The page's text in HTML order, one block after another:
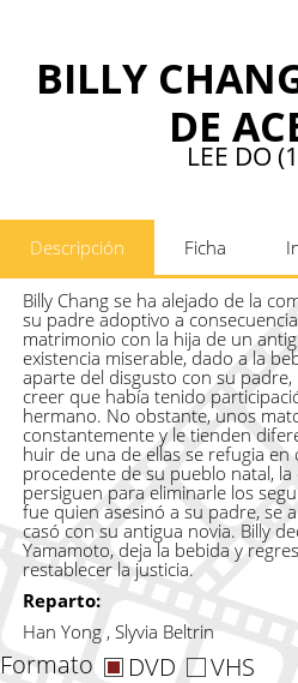
BILLY
DE
LEE DO
Descripción Ficha
Billy Chang se ha alejado de la
su padre adoptivo a
matrimonio con la hija de un
existencia miserable, dado a la
aparte del disgusto con su
creer que había tenido
hermano. No obstante, unos
constantemente y le tienden
huir de una de ellas se refugia en
procedente de su pueblo natal, la
persiguen para eliminarle los
fue quien asesinó a su padre, se
casó con su antigua novia. Billy
Yamamoto, deja la bebida y
restablecer la justicia.
Reparto:
Han Yong , Slyvia Beltrin
Formato DVD VHS